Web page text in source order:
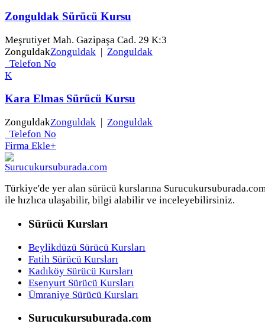
Zonguldak Sürücü Kursu
Meşrutiyet Mah. Gazipaşa Cad. 29 K:3
ZonguldakZonguldak | Zonguldak
Telefon No
K
Kara Elmas Sürücü Kursu
ZonguldakZonguldak
Zonguldak
Telefon No
Firma Ekle+
Türkiye'de yer alan sürücü kurslarına
ile hızlıca ulaşabilir, bilgi alabilir ve inceleyebilirsiniz.
Sürücü Kursları
Beylikdüzü Sürücü Kursları
Fatih Sürücü Kursları
Kadıköy Sürücü Kursları
Esenyurt Sürücü Kursları
Ümraniye Sürücü Kursları
Surucukursuburada.com